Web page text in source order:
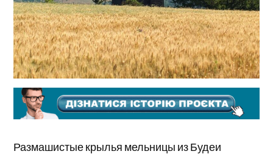
Размашистые крылья мельницы из Будеи